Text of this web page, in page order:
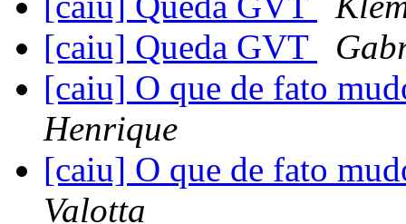
[caiu] Queda GVT
[caiu] O que de fato
Henrique
[caiu] O que de fato
Valotta